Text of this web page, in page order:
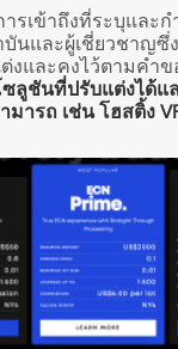
รเข้าถึงที่ระบุและ
นและผู้เชี่ยวชาญซึ่
งและคงไว้ตามคำข
ลูชันที่ปรับแต่งได้แ
มารถ เช่น โฮสติ้ง